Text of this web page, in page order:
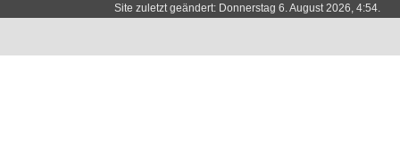
Site zuletzt geändert: Donnerstag 6. August 2026, 4:54.